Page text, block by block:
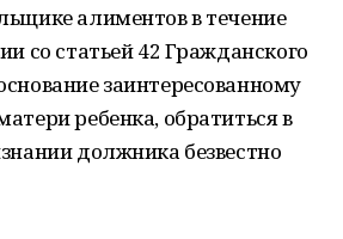
алиментов в течение
со статьей 42 Гражданского
заинтересованному
ребенка, обратиться в
должника безвестно